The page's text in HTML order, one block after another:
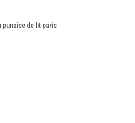
punaise de lit paris